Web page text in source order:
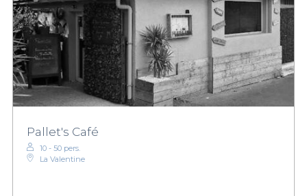
Pallet's Café
10 - 50 pers.
La Valentine